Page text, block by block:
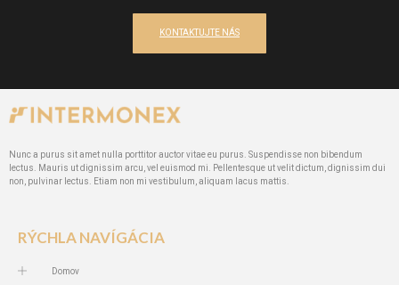
KONTAKTUJTE NÁS
Nunc a purus sit amet nulla porttitor auctor vitae eu purus. Suspendisse non bibendum
lectus. Mauris ut dignissim arcu, vel euismod mi. Pellentesque ut velit dictum, dignissim dui
non, pulvinar lectus. Etiam non mi vestibulum, aliquam lacus mattis.
RÝCHLA NAVÍGÁCIA
Domov